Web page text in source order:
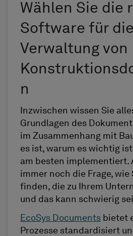
Wählen Sie die
Software für die
Verwaltung von
n
Inzwischen wissen Sie
Grundlagen des
im Zusammenhang mit
es ist, warum es wichtig
am besten implementiert.
immer noch die Frage, wie
finden, die zu Ihrem
und das kann schwierig
EcoSys Documents bietet
Prozesse standardisiert